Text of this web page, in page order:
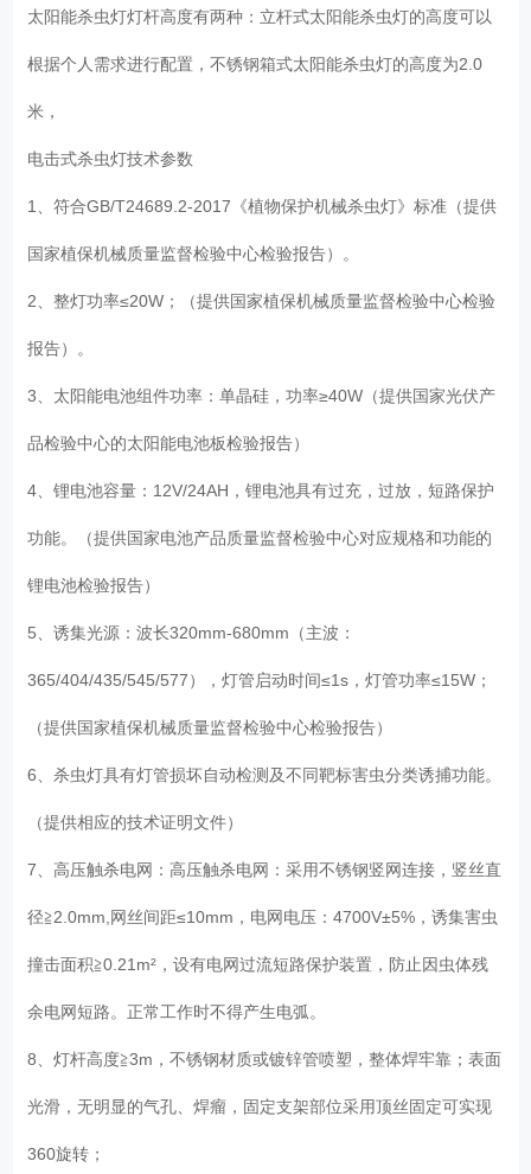
太阳能杀虫灯灯杆高度有两种：立杆式太阳能杀虫灯的高度可以
根据个人需求进行配置，不锈钢箱式太阳能杀虫灯的高度为2.0
米，
电击式杀虫灯技术参数
1、符合GB/T24689.2-2017《植物保护机械杀虫灯》标准（提供
国家植保机械质量监督检验中心检验报告）。
2、整灯功率≤20W；（提供国家植保机械质量监督检验中心检验
报告）。
3、太阳能电池组件功率：单晶硅，功率≥40W（提供国家光伏产
品检验中心的太阳能电池板检验报告）
4、锂电池容量：12V/24AH，锂电池具有过充，过放，短路保护
功能。（提供国家电池产品质量监督检验中心对应规格和功能的
锂电池检验报告）
5、诱集光源：波长320mm-680mm（主波：
365/404/435/545/577），灯管启动时间≤1s，灯管功率≤15W；
（提供国家植保机械质量监督检验中心检验报告）
6、杀虫灯具有灯管损坏自动检测及不同靶标害虫分类诱捕功能。
（提供相应的技术证明文件）
7、高压触杀电网：高压触杀电网：采用不锈钢竖网连接，竖丝直
径≧2.0mm,网丝间距≤10mm，电网电压：4700V±5%，诱集害虫
撞击面积≧0.21m²，设有电网过流短路保护装置，防止因虫体残
余电网短路。正常工作时不得产生电弧。
8、灯杆高度≧3m，不锈钢材质或镀锌管喷塑，整体焊牢靠；表面
光滑，无明显的气孔、焊瘤，固定支架部位采用顶丝固定可实现
360旋转；